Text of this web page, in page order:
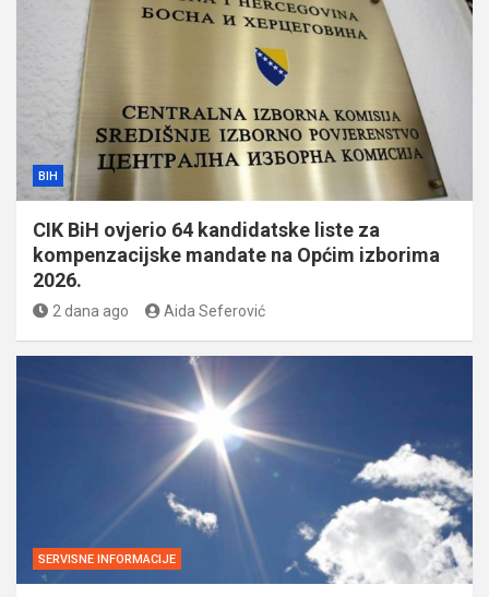
BIH
CIK BiH ovjerio 64 kandidatske liste za
kompenzacijske mandate na Općim izborima
2026.
2 dana ago Aida Seferović
SERVISNE INFORMACIJE